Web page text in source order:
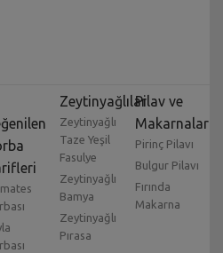
Zeytinyağlılar
Zeytinyağlı
Taze Yeşil
Fasulye
Zeytinyağlı
Bamya
Zeytinyağlı
Pırasa
Pilav ve
Makarnalar
Pirinç Pilavı
Bulgur Pilavı
Fırında
Makarna